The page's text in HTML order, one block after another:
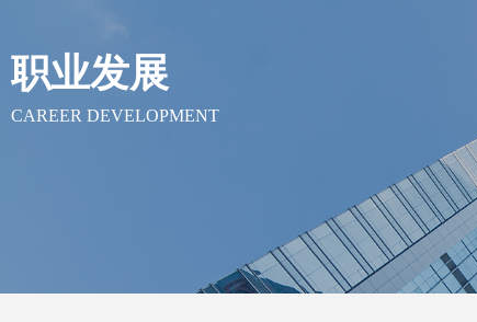
职业发展
CAREER DEVELOPMENT